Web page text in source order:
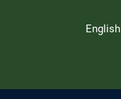
English